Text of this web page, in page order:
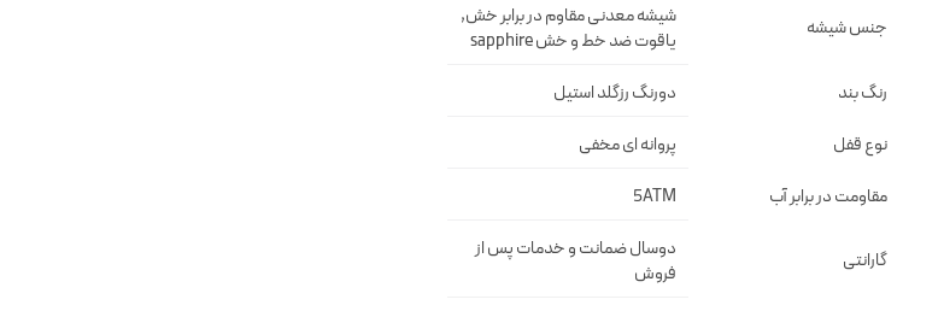
جنس شیشه
شيشه معدنى مقاوم در برابر خش,
ياقوت ضد خط و خش sapphire
رنگ بند دورنگ رزگلد استيل
نوع قفل پروانه اى مخفى
مقاومت در برابر آب 5ATM
گارانتی
دوسال ضمانت و خدمات پس از
فروش